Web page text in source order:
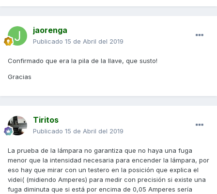
jaorenga
Publicado 15 de Abril del 2019
Confirmado que era la pila de la llave, que susto!
Gracias
Tiritos
Publicado 15 de Abril del 2019
La prueba de la lámpara no garantiza que no haya una fuga
menor que la intensidad necesaria para encender la lámpara, por
eso hay que mirar con un testero en la posición que explica el
videi( (midiendo Amperes) para medir con precisión si existe una
fuga diminuta que si está por encima de 0,05 Amperes sería